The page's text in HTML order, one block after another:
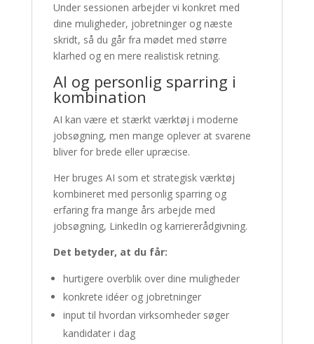
Under sessionen arbejder vi konkret med
dine muligheder, jobretninger og næste
skridt, så du går fra mødet med større
klarhed og en mere realistisk retning.
AI og personlig sparring i
kombination
AI kan være et stærkt værktøj i moderne
jobsøgning, men mange oplever at svarene
bliver for brede eller upræcise.
Her bruges AI som et strategisk værktøj
kombineret med personlig sparring og
erfaring fra mange års arbejde med
jobsøgning, LinkedIn og karriererådgivning.
Det betyder, at du får:
hurtigere overblik over dine muligheder
konkrete idéer og jobretninger
input til hvordan virksomheder søger
kandidater i dag